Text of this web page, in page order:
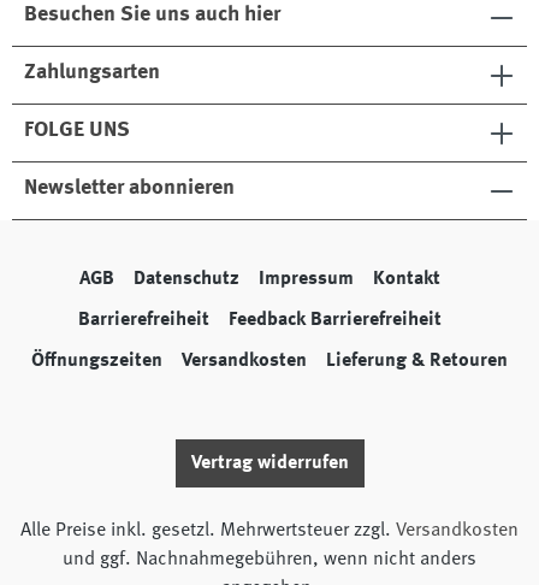
Besuchen Sie uns auch hier
Zahlungsarten
FOLGE UNS
Newsletter abonnieren
AGB Datenschutz Impressum Kontakt
Barrierefreiheit Feedback Barrierefreiheit
Öffnungszeiten Versandkosten Lieferung & Retouren
Vertrag widerrufen
Alle Preise inkl. gesetzl. Mehrwertsteuer zzgl. Versandkosten
und ggf. Nachnahmegebühren, wenn nicht anders